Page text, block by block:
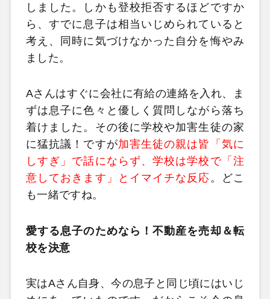
しました。しかも登校拒否するほどですか
ら、すでに息子は相当いじめられていると
考え、同時に気づけなかった自分を悔やみ
ました。
Aさんはすぐに会社に有給の連絡を入れ、ま
ずは息子に色々と優しく質問しながら落ち
着けました。その後に学校や加害生徒の家
に猛抗議！ですが加害生徒の親は皆「気に
しすぎ」で話にならず、学校は学校で「注
意しておきます」とイマイチな反応。どこ
も一緒ですね。
愛する息子のためなら！不動産を売却＆転
校を決意
実はAさん自身、今の息子と同じ頃にはいじ